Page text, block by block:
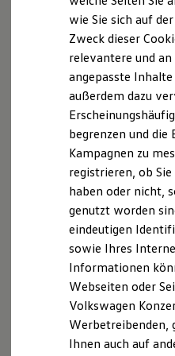
Digitales
XTL-
Ersatzteile und
Original Zubehör
myVolkswagen
myVolkswagen
Elektrisch & Autonom
Elektro - &
Unser Ansatz
Reichweite &
Ladelösungen
Förderung &
Versicherungsprämie
Sollten Sie
Beratungsleistungen
auch an folgende Adresse
10006 Berlin, Email:
Internet:
Der Eintragungspflichtige
Gesellschafter tätig in:
Firma: Messink
Straße: Berliner Str.109-
Ort: 42929
Gesetzlicher Vertreter
Vermittlertätigkeiten
wie Sie sich auf
Zweck dieser
relevantere und
angepasste
außerdem dazu
begrenzen und
Kampagnen zu
registrieren, ob
haben oder nicht,
genutzt worden
eindeutigen
sowie Ihres
Informationen
Webseiten oder
Volkswagen
Werbetreibenden,
Ihnen auch auf